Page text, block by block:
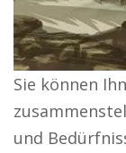
Sie können
und